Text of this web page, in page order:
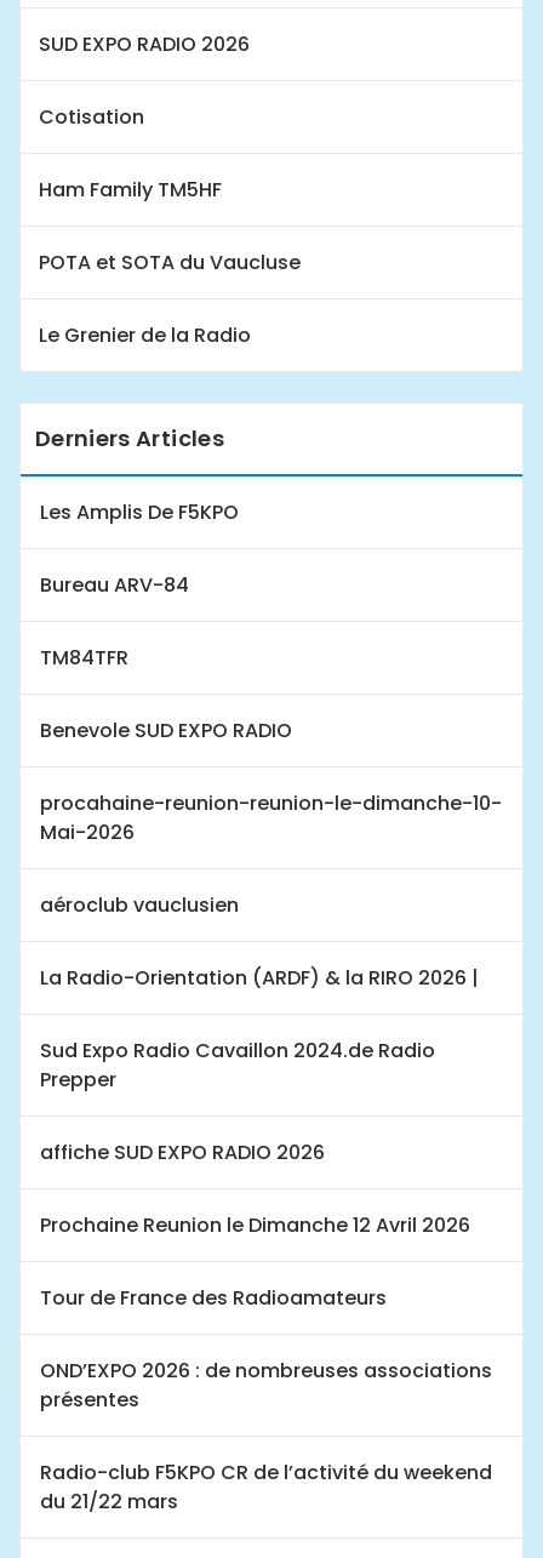
SUD EXPO RADIO 2026
Cotisation
Ham Family TM5HF
POTA et SOTA du Vaucluse
Le Grenier de la Radio
Derniers Articles
Les Amplis De F5KPO
Bureau ARV-84
TM84TFR
Benevole SUD EXPO RADIO
procahaine-reunion-reunion-le-dimanche-10-
Mai-2026
aéroclub vauclusien
La Radio-Orientation (ARDF) & la RIRO 2026 |
Sud Expo Radio Cavaillon 2024.de Radio
Prepper
affiche SUD EXPO RADIO 2026
Prochaine Reunion le Dimanche 12 Avril 2026
Tour de France des Radioamateurs
OND’EXPO 2026 : de nombreuses associations
présentes
Radio-club F5KPO CR de l’activité du weekend
du 21/22 mars